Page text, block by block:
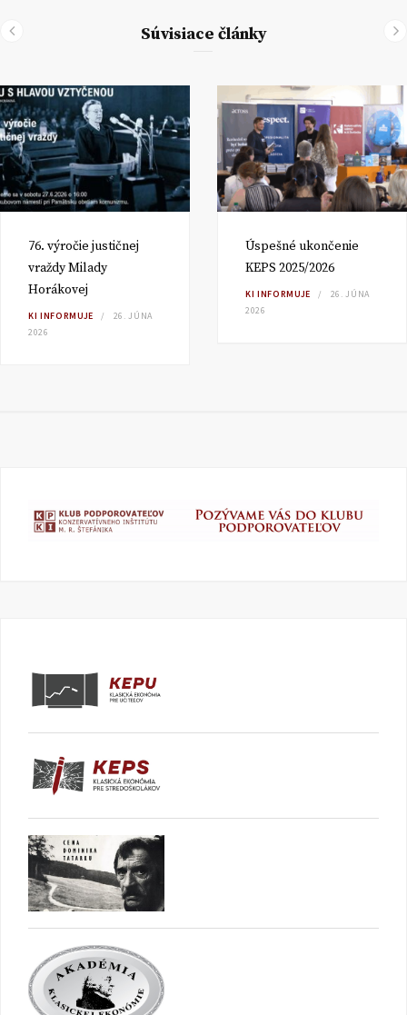
Súvisiace články
76. výročie justičnej
vraždy Milady
Horákovej
KI INFORMUJE
26. JÚNA
2026
Úspešné ukončenie
KEPS 2025/2026
KI INFORMUJE
26. JÚNA
2026